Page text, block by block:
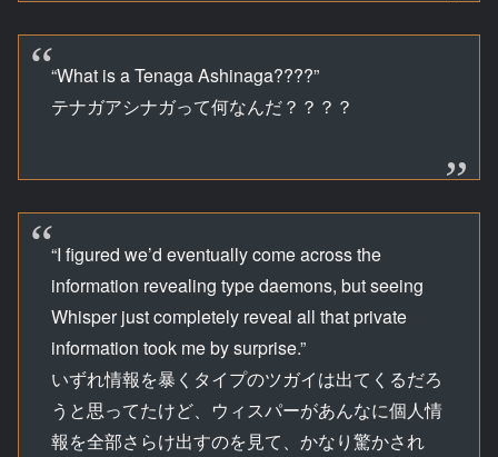
“What is a Tenaga Ashinaga????”
テナガアシナガって何なんだ？？？？
“I figured we’d eventually come across the
information revealing type daemons, but seeing
Whisper just completely reveal all that private
information took me by surprise.”
いずれ情報を暴くタイプのツガイは出てくるだろ
うと思ってたけど、ウィスパーがあんなに個人情
報を全部さらけ出すのを見て、かなり驚かされ